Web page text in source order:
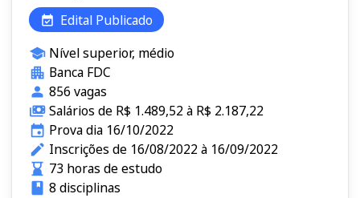
Edital Publicado
Nível superior, médio
Banca FDC
856 vagas
Salários de R$ 1.489,52 à R$ 2.187,22
Prova dia 16/10/2022
Inscrições de 16/08/2022 à 16/09/2022
73 horas de estudo
8 disciplinas